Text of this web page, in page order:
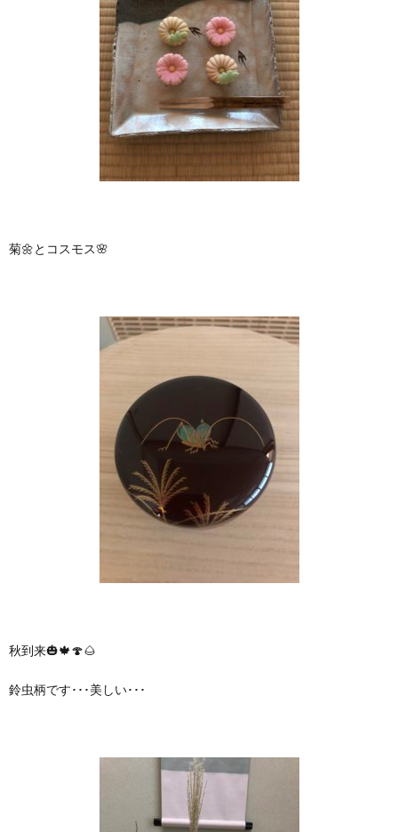
菊🌼とコスモス🌸
秋到来🎃🍁🍄🌰
鈴虫柄です･･･美しい･･･